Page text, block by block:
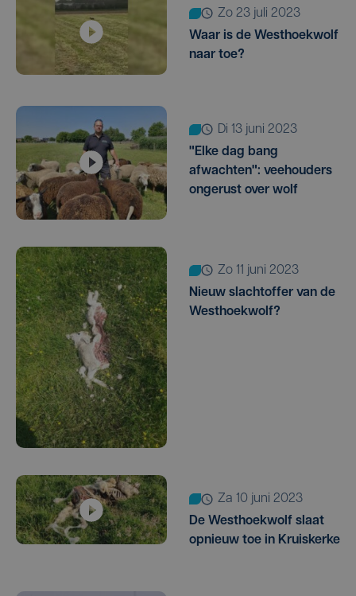
zo 23 juli 2023
Waar is de Westhoekwolf
naar toe?
di 13 juni 2023
"Elke dag bang
afwachten": veehouders
ongerust over wolf
zo 11 juni 2023
Nieuw slachtoffer van de
Westhoekwolf?
za 10 juni 2023
De Westhoekwolf slaat
opnieuw toe in Kruiskerke